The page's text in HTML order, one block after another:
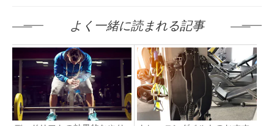
よく一緒に読まれる記事